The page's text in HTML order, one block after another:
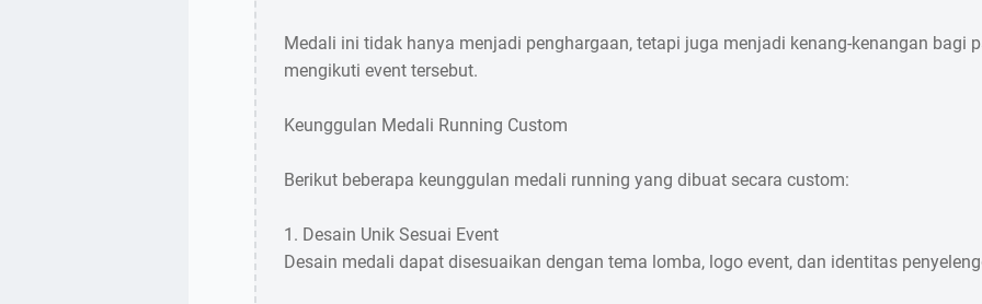
Medali ini tidak hanya menjadi penghargaan, tetapi juga menjadi kenang-kenangan bagi
mengikuti event tersebut.
Keunggulan Medali Running Custom
Berikut beberapa keunggulan medali running yang dibuat secara custom:
1. Desain Unik Sesuai Event
Desain medali dapat disesuaikan dengan tema lomba, logo event, dan identitas